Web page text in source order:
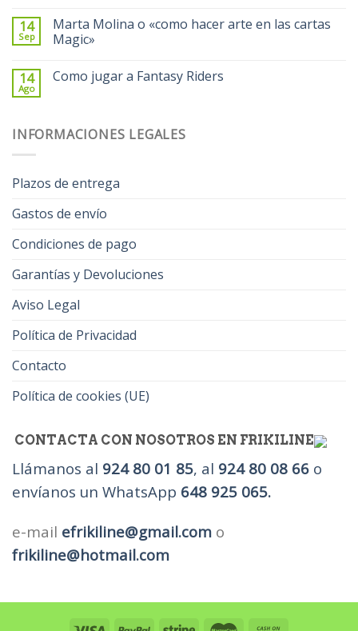
14
Sep
Marta Molina o «como hacer arte en las cartas
Magic»
14
Ago
Como jugar a Fantasy Riders
INFORMACIONES LEGALES
Plazos de entrega
Gastos de envío
Condiciones de pago
Garantías y Devoluciones
Aviso Legal
Política de Privacidad
Contacto
Política de cookies (UE)
CONTACTA CON NOSOTROS EN FRIKILINE
Llámanos al 924 80 01 85, al 924 80 08 66 o
envíanos un WhatsApp 648 925 065.
e-mail efrikiline@gmail.com o
frikiline@hotmail.com